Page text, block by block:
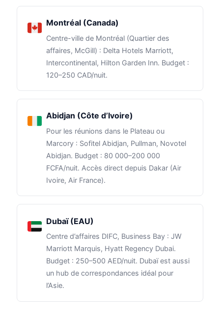
Montréal (Canada)
Centre-ville de Montréal (Quartier des
affaires, McGill) : Delta Hotels Marriott,
Intercontinental, Hilton Garden Inn. Budget :
120–250 CAD/nuit.
Abidjan (Côte d’Ivoire)
Pour les réunions dans le Plateau ou
Marcory : Sofitel Abidjan, Pullman, Novotel
Abidjan. Budget : 80 000–200 000
FCFA/nuit. Accès direct depuis Dakar (Air
Ivoire, Air France).
Dubaï (EAU)
Centre d’affaires DIFC, Business Bay : JW
Marriott Marquis, Hyatt Regency Dubai.
Budget : 250–500 AED/nuit. Dubaï est aussi
un hub de correspondances idéal pour
l’Asie.